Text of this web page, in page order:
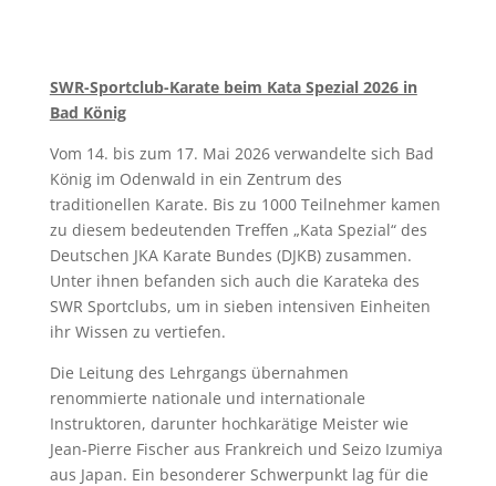
SWR-Sportclub-Karate beim Kata Spezial 2026 in
Bad König
Vom 14. bis zum 17. Mai 2026 verwandelte sich Bad
König im Odenwald in ein Zentrum des
traditionellen Karate. Bis zu 1000 Teilnehmer kamen
zu diesem bedeutenden Treffen „Kata Spezial“ des
Deutschen JKA Karate Bundes (DJKB) zusammen.
Unter ihnen befanden sich auch die Karateka des
SWR Sportclubs, um in sieben intensiven Einheiten
ihr Wissen zu vertiefen.
Die Leitung des Lehrgangs übernahmen
renommierte nationale und internationale
Instruktoren, darunter hochkarätige Meister wie
Jean-Pierre Fischer aus Frankreich und Seizo Izumiya
aus Japan. Ein besonderer Schwerpunkt lag für die